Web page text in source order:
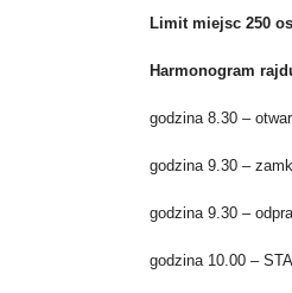
Limit miejsc 250
Harmonogram
godzina 8.30 –
godzina 9.30 –
godzina 9.30 –
godzina 10.00 –